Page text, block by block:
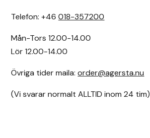
Telefon: +46018-357200
Mån-Tors 12.00-14.00
Lör 12.00-14.00
Övriga tider maila:order@agersta.nu
(Vi svarar normalt ALLTID inom 24 tim)